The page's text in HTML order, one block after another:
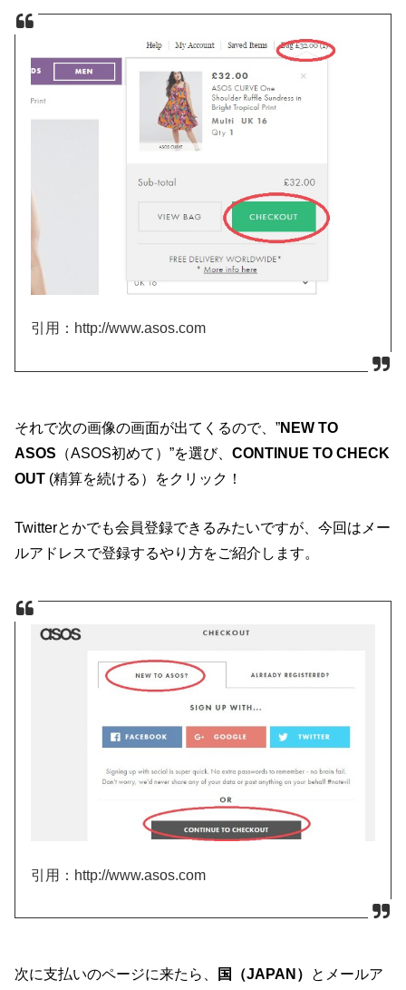
引用：http://www.asos.com
それで次の画像の画面が出てくるので、”NEW TO
ASOS （ASOS初めて）”を選び、CONTINUE TO CHECK
OUT (精算を続ける）をクリック！
Twitterとかでも会員登録できるみたいですが、今回はメー
ルアドレスで登録するやり方をご紹介します。
引用：http://www.asos.com
次に支払いのページに来たら、 国（JAPAN） とメールア